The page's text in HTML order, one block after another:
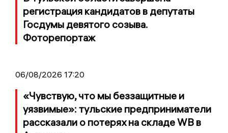
регистрация кандидатов в депутаты
Госдумы девятого созыва.
Фоторепортаж
06/08/2026 17:20
«Чувствую, что мы беззащитные и
уязвимые»: тульские предприниматели
рассказали о потерях на складе WB в